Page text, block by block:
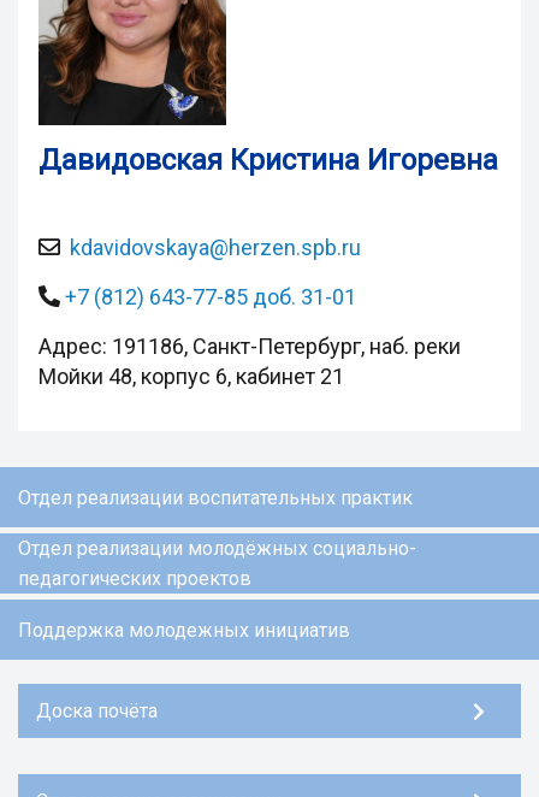
Давидовская Кристина Игоревна
kdavidovskaya@herzen.spb.ru
+7 (812) 643-77-85 доб. 31-01
Адрес: 191186, Санкт-Петербург, наб. реки
Мойки 48, корпус 6, кабинет 21
Отдел реализации воспитательных практик
Отдел реализации молодёжных социально-
педагогических проектов
Поддержка молодежных инициатив
Доска почёта